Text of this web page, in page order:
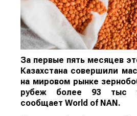
За первые пять месяцев
Казахстана совершили
на мировом рынке
рубеж более 93 тыс
сообщает World of NAN .